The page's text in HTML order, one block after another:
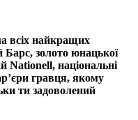
всіх найкращих
Барс, золото юнацької
Nationell, національні
гравця, якому
ти задоволений